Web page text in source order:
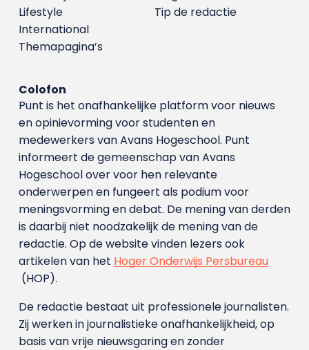
Tip de redactie
Lifestyle
International
Themapagina’s
Colofon
Punt is het onafhankelijke platform voor nieuws
en opinievorming voor studenten en
medewerkers van Avans Hoge­school. Punt
informeert de gemeenschap van Avans
Hogeschool over voor hen relevante
onderwerpen en fungeert als podium voor
meningsvorming en debat. De mening van derden
is daarbij niet noodzakelijk de mening van de
redactie. Op de website vinden lezers ook
artikelen van het Hoger Onderwijs Persbureau
(HOP).
De redactie bestaat uit professionele journalisten.
Zij werken in journalistieke onafhankelijkheid, op
basis van vrije nieuwsgaring en zonder